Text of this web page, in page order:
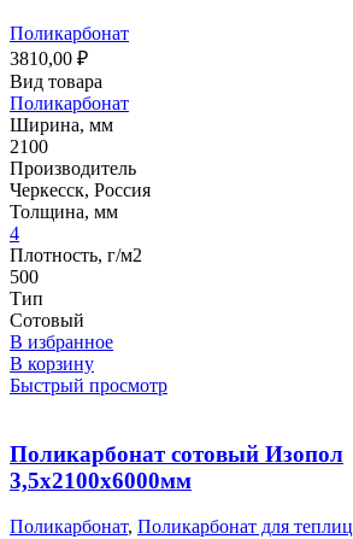
Поликарбонат
3810,00 ₽
Вид товара
Поликарбонат
Ширина, мм
2100
Производитель
Черкесск, Россия
Толщина, мм
4
Плотность, г/м2
500
Тип
Сотовый
В избранное
В корзину
Быстрый просмотр
Поликарбонат сотовый Изопол
3,5х2100х6000мм
Поликарбонат, Поликарбонат для теплиц